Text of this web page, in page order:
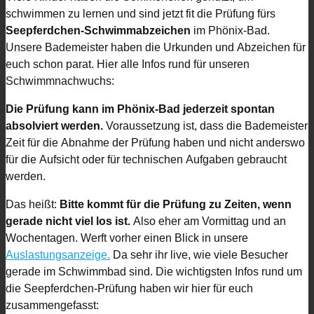
schwimmen zu lernen und sind jetzt fit die Prüfung fürs
Seepferdchen-Schwimmabzeichen im Phönix-Bad.
Unsere Bademeister haben die Urkunden und Abzeichen für
euch schon parat. Hier alle Infos rund für unseren
Schwimmnachwuchs:
Die Prüfung kann im Phönix-Bad jederzeit spontan
absolviert werden. Voraussetzung ist, dass die Bademeister
Zeit für die Abnahme der Prüfung haben und nicht anderswo
für die Aufsicht oder für technischen Aufgaben gebraucht
werden.
Das heißt: Bitte kommt für die Prüfung zu Zeiten, wenn
gerade nicht viel los ist. Also eher am Vormittag und an
Wochentagen. Werft vorher einen Blick in unsere
Auslastungsanzeige. Da sehr ihr live, wie viele Besucher
gerade im Schwimmbad sind. Die wichtigsten Infos rund um
die Seepferdchen-Prüfung haben wir hier für euch
zusammengefasst: